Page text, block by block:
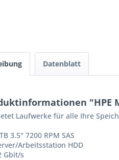
Datenblatt
"HPE
Laufwerke für alle Ihre
3.5" 7200 RPM SAS
Arbeitsstation HDD
Gbit/s